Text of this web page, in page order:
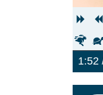
Restart
Rewind
Slower
/